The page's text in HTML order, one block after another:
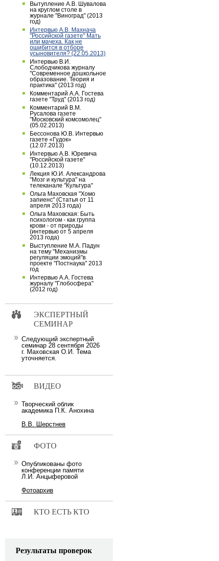
Вытупление А.В. Шувалова
на круглом столе в
журнале "Виноград" (2013
год)
Интервью А.В. Махнача
"Российской газете" Мать
или мачеха. Как не
ошибится в отборе
усыновителя? (22.05.2013)
Интервью В.И.
Слободчикова журналу
"Современное дошкольное
образование. Теория и
практика" (2013 год)
Комментарий А.А. Гостева
газете "Труд" (2013 год)
Комментарий В.М.
Русалова газете
"Московский комсомолец"
(05.02.2013)
Бессонова Ю.В. Интервью
газете «Гудок»
(12.07.2013)
Интервью А.В. Юревича
"Российской газете"
(10.12.2013)
Лекция Ю.И. Александрова
"Мозг и культура" на
телеканале "Культура"
Ольга Маховская "Хомо
запиенс" (Статья от 11
апреля 2013 года)
Ольга Маховская: Быть
психологом - как группа
крови - от природы
(интервью от 5 апреля
2013 года)
Выступление М.А. Падун
на тему "Механизмы
регуляции эмоций"в
проекте "Постнаука" 2013
год
Интервью А.А. Гостева
журналу "Глобосфера"
(2012 год)
ЭКСПЕРТНЫЙ
СЕМИНАР
Следующий экспертный
семинар 28 сентября 2026
г. Маховская О.И. Тема
уточняется.
ВИДЕО
Творческий облик
академика П.К. Анохина
В.В. Шерстнев
ФОТО
Опубликованы фото
конференции памяти
Л.И. Анцыферовой
Фотоархив
КТО ЕСТЬ КТО
Результаты проверок